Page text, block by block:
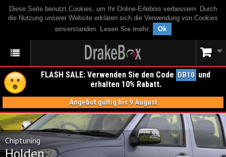
Diese Seite benutzt Cookies, um Ihr Online-Erlebnis verbessern. Durch
die Nutzung unserer Website erklären sich die Verwendung von Cookies
einverstanden. Lesen Sie mehr. Ok
FLASH SALE: Verwenden Sie den Code DB10 und
erhalten 10% Rabatt.
Angebot gültig bis 9 August
Chiptuning
Holden